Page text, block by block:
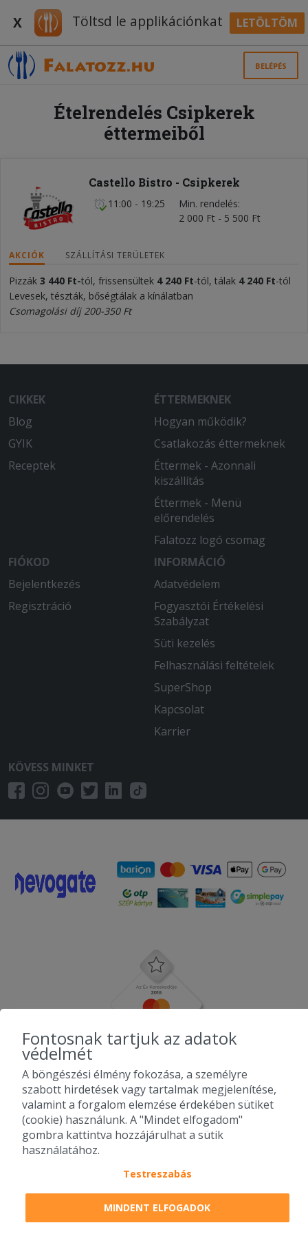
X Töltsd le applikációnkat LETÖLTÖM
BELÉPÉS
Ételrendelés Csipkerek
éttermeiből
Castello Bistro - Csipkerek
11:00 - 19:25
Min. rendelés
2 000 Ft - 5 500 Ft
AKCIÓK SZÁLLÍTÁSI TERÜLETEK
Pizzák 3 440 Ft-tól, frissensültek 4 240 Ft-tól, tálak 4 240 Ft-tól
Levesek, tészták, bőségtálak a kínálatban
Csomagolási díj 200-350 Ft
CIKKEK
Blog
GYIK
Receptek
ÉTTERMEKNEK
Hogyan működik?
Csatlakozás éttermeknek
Éttermek - Azonnali
kiszállítás
Éttermek - Menü
előrendelés
Falatozz logó csomag
FIÓKOD
Bejelentkezés
Regisztráció
INFORMÁCIÓ
Adatvédelem
Fogyasztói Értékelési
Szabályzat
Süti kezelés
Felhasználási feltételek
SuperShop
Kapcsolat
Karrier
KÖVESS MINKET
2010-2026 Copyright - Falatozz.hu - Diston-line Kft.
Pizza, gyros, hamburger, menük kedvező áron, egy helyen az összes
étterem ajánlata.
Fontosnak tartjuk az adatok
védelmét
A böngészési élmény fokozása, a személyre
szabott hirdetések vagy tartalmak megjelenítése,
valamint a forgalom elemzése érdekében sütiket
(cookie) használunk. A "Mindet elfogadom"
gombra kattintva hozzájárulhat a sütik
használatához.
Testreszabás
MINDENT ELFOGADOK